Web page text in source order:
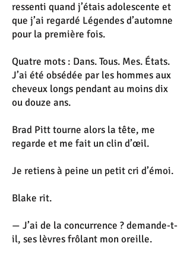
ressenti quand j’étais adolescente et
que j’ai regardé Légendes d’automne
pour la première fois.
Quatre mots : Dans. Tous. Mes. États.
J’ai été obsédée par les hommes aux
cheveux longs pendant au moins dix
ou douze ans.
Brad Pitt tourne alors la tête, me
regarde et me fait un clin d’œil.
Je retiens à peine un petit cri d’émoi.
Blake rit.
— J’ai de la concurrence ? demande-t-
il, ses lèvres frôlant mon oreille.